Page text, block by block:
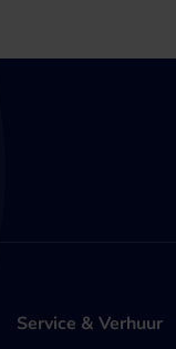
Service & Verhuur